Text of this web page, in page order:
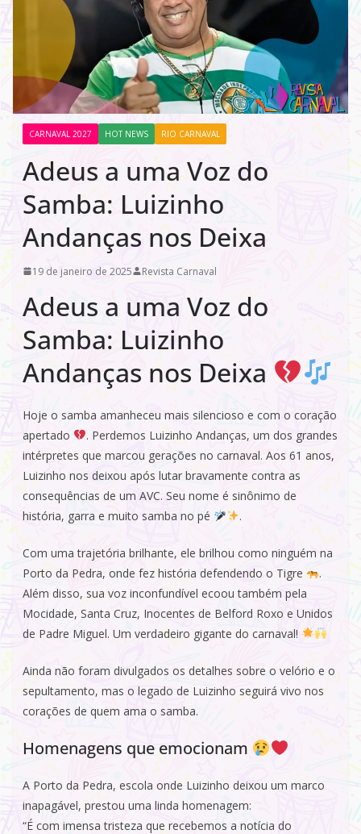
CARNAVAL 2027 HOT NEWS RIO CARNAVAL
Adeus a uma Voz do
Samba: Luizinho
Andanças nos Deixa
19 de janeiro de 2025 Revista Carnaval
Adeus a uma Voz do
Samba: Luizinho
Andanças nos Deixa
Hoje o samba amanheceu mais silencioso e com o coração
apertado
. Perdemos Luizinho Andanças, um dos grandes
intérpretes que marcou gerações no carnaval. Aos 61 anos,
Luizinho nos deixou após lutar bravamente contra as
consequências de um AVC. Seu nome é sinônimo de
história, garra e muito samba no pé
.
Com uma trajetória brilhante, ele brilhou como ninguém na
Porto da Pedra, onde fez história defendendo o Tigre
.
Além disso, sua voz inconfundível ecoou também pela
Mocidade, Santa Cruz, Inocentes de Belford Roxo e Unidos
de Padre Miguel. Um verdadeiro gigante do carnaval!
Ainda não foram divulgados os detalhes sobre o velório e o
sepultamento, mas o legado de Luizinho seguirá vivo nos
corações de quem ama o samba.
Homenagens que emocionam
A Porto da Pedra, escola onde Luizinho deixou um marco
inapagável, prestou uma linda homenagem:
“É com imensa tristeza que recebemos a notícia do